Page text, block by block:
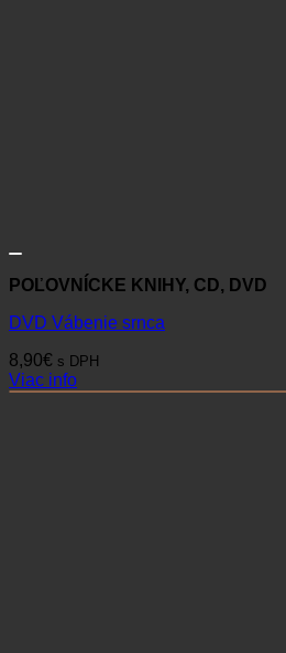
POĽOVNÍCKE KNIHY, CD, DVD
DVD Vábenie srnca
8,90€ s DPH
Viac info